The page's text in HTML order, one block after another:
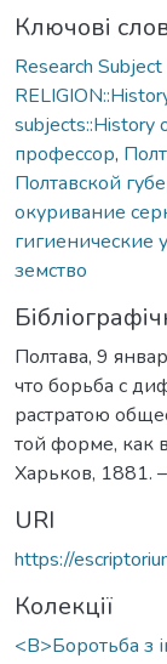
Ключові
Research
subjects::History
профессор,
Полтавской
окуривание
гигиенические
земство
Полтава, 9
что борьба с
растратою
той форме, как
Харьков, 1881.
URI
https://
Колекції
<B>Боротьба з